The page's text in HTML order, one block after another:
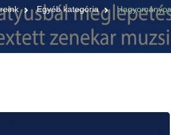
Egyéb kategória